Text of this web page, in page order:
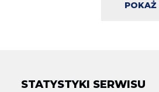
POKAŻ
STATYSTYKI SERWISU